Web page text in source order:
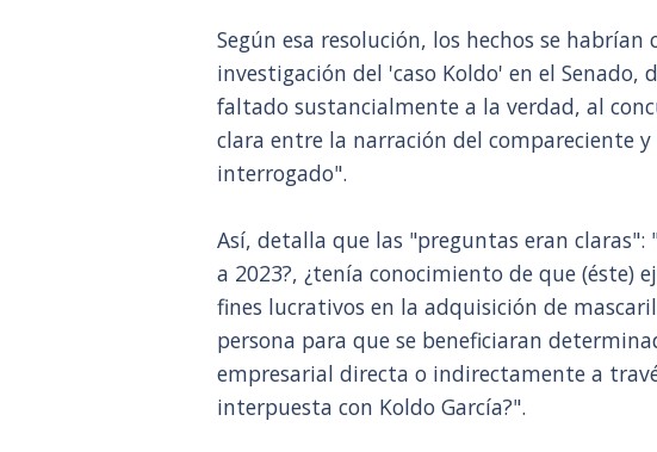
Según esa resolución, los hechos se
investigación del 'caso Koldo' en el Senado,
faltado sustancialmente a la verdad, al
clara entre la narración del compareciente
interrogado".
Así, detalla que las "preguntas eran claras":
a 2023?, ¿tenía conocimiento de que (éste)
fines lucrativos en la adquisición de
persona para que se beneficiaran
empresarial directa o indirectamente a
interpuesta con Koldo García?".